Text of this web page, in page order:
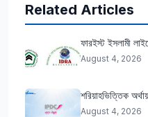
Related Articles
ফারইস্ট ইসলামী
August 4, 2026
শরিয়াহভিত্তিক
August 4, 2026